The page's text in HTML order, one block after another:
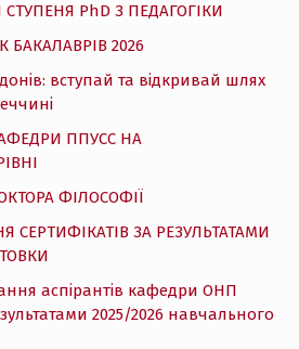
PhD З ПЕДАГОГІКИ
2026
вступай та відкривай шлях
ППУСС НА
ФІЛОСОФІЇ
СЕРТИФІКАТІВ ЗА РЕЗУЛЬТАТАМИ
аспірантів кафедри ОНП
2025/2026 навчального